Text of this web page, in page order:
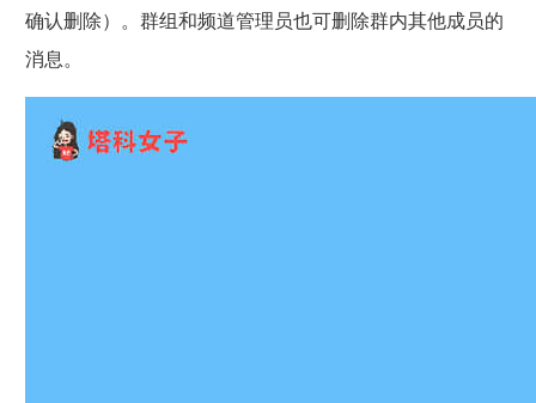
Telegram安卓版
确认删除）。群组和频道管理员也可删除群内其他成员的
消息。